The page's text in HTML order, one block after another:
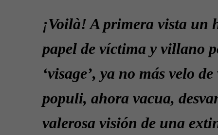
¡Voilà! A primera vista un
papel de víctima y villano
‘visage’, ya no más velo
populi, ahora vacua,
valerosa visión de una